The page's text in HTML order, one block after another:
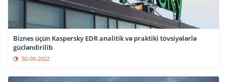
Biznes üçün Kaspersky EDR analitik və praktiki tövsiyələrlə
gücləndirilib
30-09-2022